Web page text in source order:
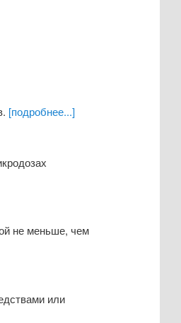
[подробнее...]
не меньше, чем
или